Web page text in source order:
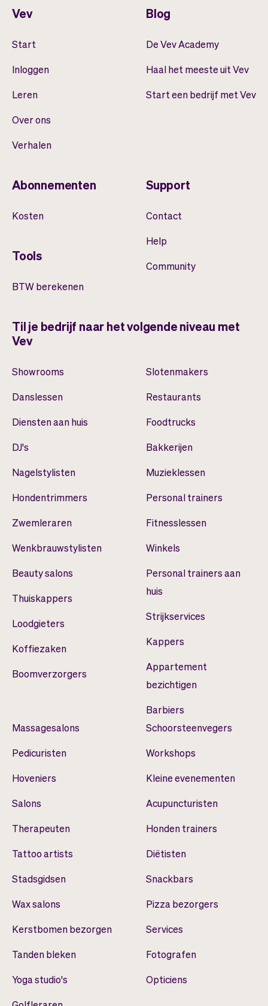
Vev
Start
Inloggen
Leren
Over ons
Verhalen
Blog
De Vev Academy
Haal het meeste uit Vev
Start een bedrijf met Vev
Abonnementen
Kosten
Tools
BTW berekenen
Support
Contact
Help
Community
Til je bedrijf naar het volgende niveau met
Vev
Showrooms
Danslessen
Diensten aan huis
DJ's
Nagelstylisten
Hondentrimmers
Zwemleraren
Wenkbrauwstylisten
Beauty salons
Thuiskappers
Loodgieters
Koffiezaken
Boomverzorgers
Slotenmakers
Restaurants
Foodtrucks
Bakkerijen
Muzieklessen
Personal trainers
Fitnesslessen
Winkels
Personal trainers aan
huis
Strijkservices
Kappers
Appartement
bezichtigen
Barbiers
Massagesalons
Pedicuristen
Hoveniers
Salons
Therapeuten
Tattoo artists
Stadsgidsen
Wax salons
Kerstbomen bezorgen
Tanden bleken
Yoga studio's
Schoorsteenvegers
Workshops
Kleine evenementen
Acupuncturisten
Honden trainers
Diëtisten
Snackbars
Pizza bezorgers
Services
Fotografen
Opticiens